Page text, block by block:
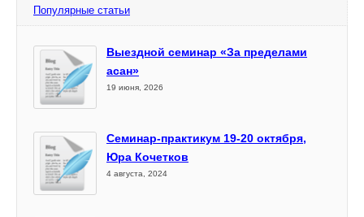
Популярные статьи
Выездной семинар «За пределами
асан»
19 июня, 2026
Семинар-практикум 19-20 октября,
Юра Кочетков
4 августа, 2024